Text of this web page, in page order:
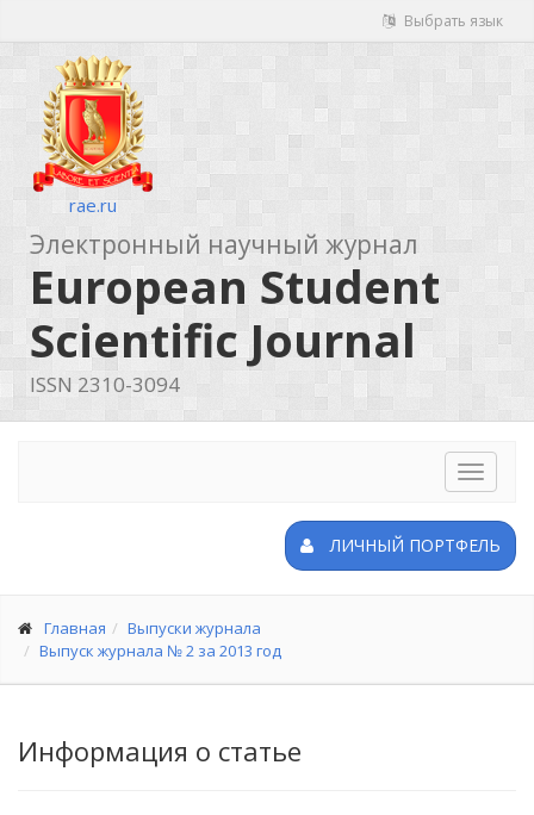
Выбрать язык
rae.ru
Электронный научный журнал
European Student
Scientific Journal
ISSN 2310-3094
Toggle
ЛИЧНЫЙ ПОРТФЕЛЬ
Главная
Выпуски журнала
Выпуск журнала № 2 за 2013 год
Информация о статье